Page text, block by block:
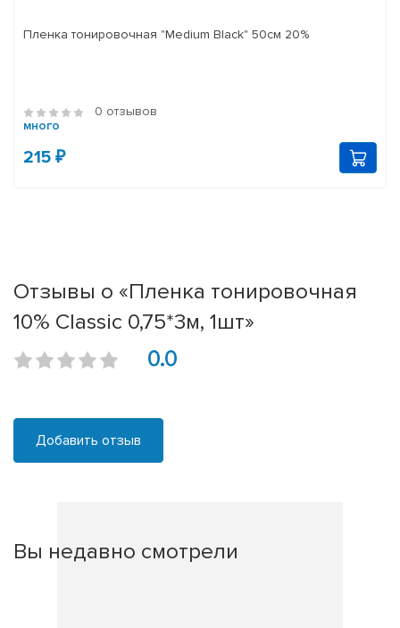
Пленка тонировочная "Medium Black" 50см 20%
0 отзывов
много
215 ₽
Отзывы о «Пленка тонировочная
10% Classic 0,75*3м, 1шт»
0.0
Добавить отзыв
Вы недавно смотрели